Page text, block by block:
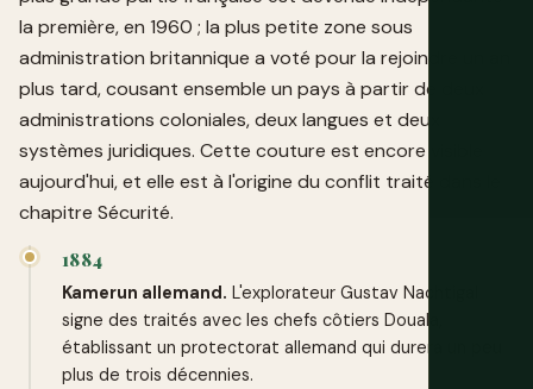
la première, en 1960 ; la plus petite zone sous
administration britannique a voté pour la rejoindre un an
plus tard, cousant ensemble un pays à partir de deux
administrations coloniales, deux langues et deux
systèmes juridiques. Cette couture est encore visible
aujourd'hui, et elle est à l'origine du conflit traité dans le
chapitre Sécurité.
1884
Kamerun allemand. L'explorateur Gustav Nachtigal
signe des traités avec les chefs côtiers Douala,
établissant un protectorat allemand qui durera un peu
plus de trois décennies.